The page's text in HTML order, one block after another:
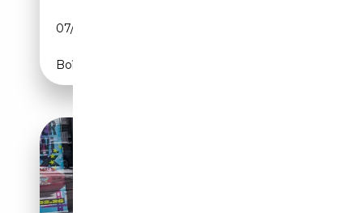
07/2023
Boîte automatique